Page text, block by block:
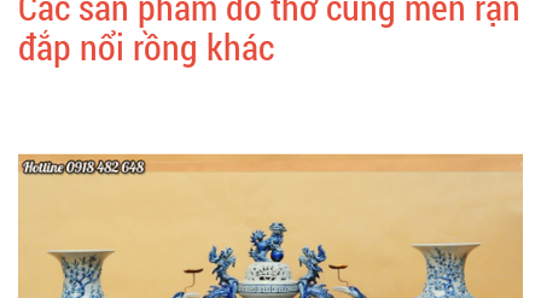
đắp nổi rồng khác